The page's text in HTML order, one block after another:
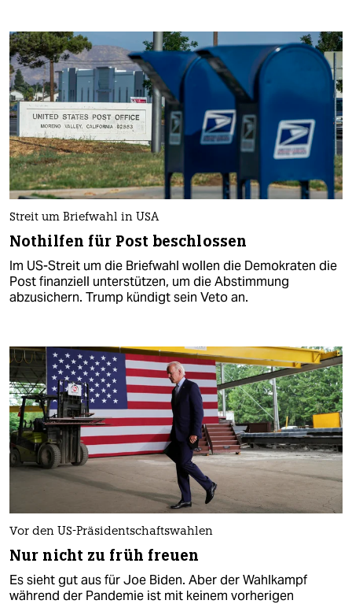
Streit um Briefwahl in USA
Nothilfen für Post beschlossen
Im US-Streit um die Briefwahl wollen die Demokraten die
Post finanziell unterstützen, um die Abstimmung
abzusichern. Trump kündigt sein Veto an.
Vor den US-Präsidentschaftswahlen
Nur nicht zu früh freuen
Es sieht gut aus für Joe Biden. Aber der Wahlkampf
während der Pandemie ist mit keinem vorherigen